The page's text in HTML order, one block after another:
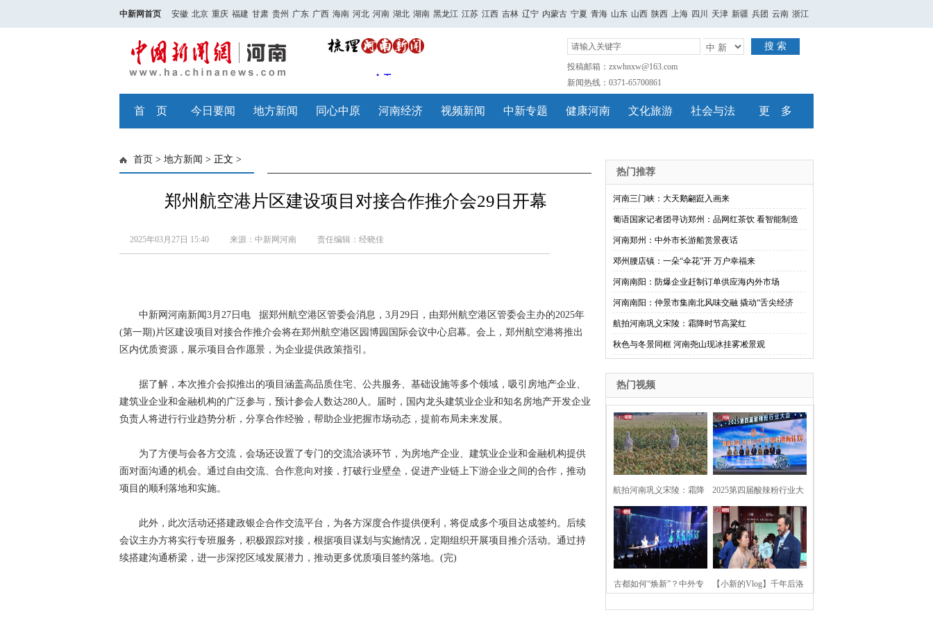
中新网首页 安徽 北京 重庆 福建 甘肃 贵州 广东 广西 海南 河北 河南 湖北 湖南 黑龙江 江苏 江西 吉林 辽宁 内蒙古 宁夏 青海 山东 山西 陕西 上海 四川 天津 新疆 兵团 云南 浙江
搜 索
投稿邮箱：zxwhnxw@163.com
新闻热线：0371-65700861
首 页 今日要闻 地方新闻 同心中原 河南经济 视频新闻 中新专题 健康河南 文化旅游 社会与法 更 多
首页 > 地方新闻 > 正文 >
郑州航空港片区建设项目对接合作推介会29日开幕
2025年03月27日 15:40 来源：中新网河南 责任编辑：经晓佳
中新网河南新闻3月27日电 据郑州航空港区管委会消息，3月29日，由郑州航空港区管委会主办的2025年
(第一期)片区建设项目对接合作推介会将在郑州航空港区园博园国际会议中心启幕。会上，郑州航空港将推出
区内优质资源，展示项目合作愿景，为企业提供政策指引。
据了解，本次推介会拟推出的项目涵盖高品质住宅、公共服务、基础设施等多个领域，吸引房地产企业、
建筑业企业和金融机构的广泛参与，预计参会人数达280人。届时，国内龙头建筑业企业和知名房地产开发企业
负责人将进行行业趋势分析，分享合作经验，帮助企业把握市场动态，提前布局未来发展。
为了方便与会各方交流，会场还设置了专门的交流洽谈环节，为房地产企业、建筑业企业和金融机构提供
面对面沟通的机会。通过自由交流、合作意向对接，打破行业壁垒，促进产业链上下游企业之间的合作，推动
项目的顺利落地和实施。
此外，此次活动还搭建政银企合作交流平台，为各方深度合作提供便利，将促成多个项目达成签约。后续
会议主办方将实行专班服务，积极跟踪对接，根据项目谋划与实施情况，定期组织开展项目推介活动。通过持
续搭建沟通桥梁，进一步深挖区域发展潜力，推动更多优质项目签约落地。(完)
热门推荐
河南三门峡：大天鹅翩跹入画来
葡语国家记者团寻访郑州：品网红茶饮 看智能制造
河南郑州：中外市长游船赏景夜话
邓州腰店镇：一朵“伞花”开 万户幸福来
河南南阳：防爆企业赶制订单供应海内外市场
河南南阳：仲景市集南北风味交融 撬动“舌尖经济
航拍河南巩义宋陵：霜降时节高粱红
秋色与冬景同框 河南尧山现冰挂雾凇景观
热门视频
航拍河南巩义宋陵：霜降
时节高粱红
2025第四届酸辣粉行业大
会在河南开封举行
古都如何“焕新”？中外专 【小新的Vlog】千年后洛